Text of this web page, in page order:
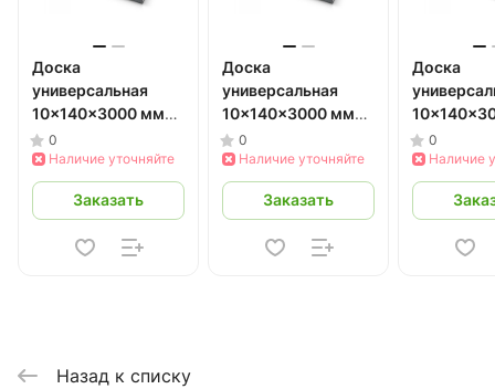
Доска
универсальная
10x140x3000 мм
(серый) 3 м
0
Наличие уточняйте
Заказать
Доска
универсальная
10x140x3000 мм
(серый)
0
Наличие уточняйте
Заказать
Доска
(черный)
0
Наличие
Назад к списку